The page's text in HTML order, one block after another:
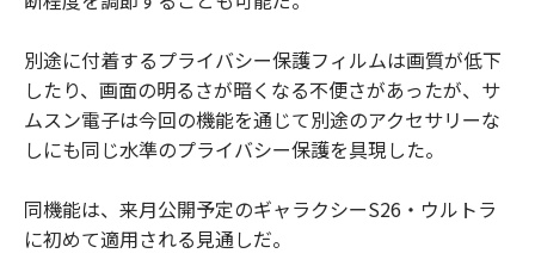
別途に付着するプライバシー保護フィルムは画質が低下
したり、画面の明るさが暗くなる不便さがあったが、サ
ムスン電子は今回の機能を通じて別途のアクセサリーな
しにも同じ水準のプライバシー保護を具現した。
同機能は、来月公開予定のギャラクシーS26・ウルトラ
に初めて適用される見通しだ。